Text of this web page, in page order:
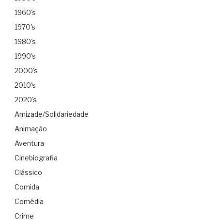
1960's
1970's
1980's
1990's
2000's
2010's
2020's
Amizade/Solidariedade
Animação
Aventura
Cinebiografia
Clássico
Comida
Comédia
Crime